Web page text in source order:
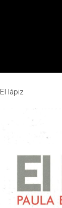
El lápiz